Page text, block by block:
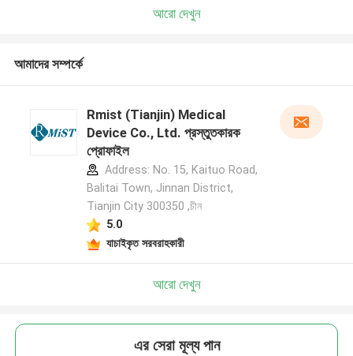
আরো দেখুন
আমাদের সম্পর্কে
Rmist (Tianjin) Medical
Device Co., Ltd. প্রস্তুতকারক
প্রোফাইল
Address: No. 15, Kaituo Road,
Balitai Town, Jinnan District,
Tianjin City 300350 ,চীন
5.0
যাচাইকৃত সরবরাহকারী
আরো দেখুন
এর সেরা মূল্য পান